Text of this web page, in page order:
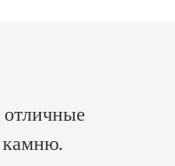
отличные